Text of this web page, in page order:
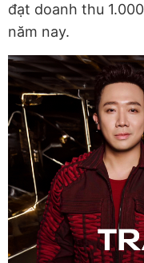
đạt doanh thu
năm nay.